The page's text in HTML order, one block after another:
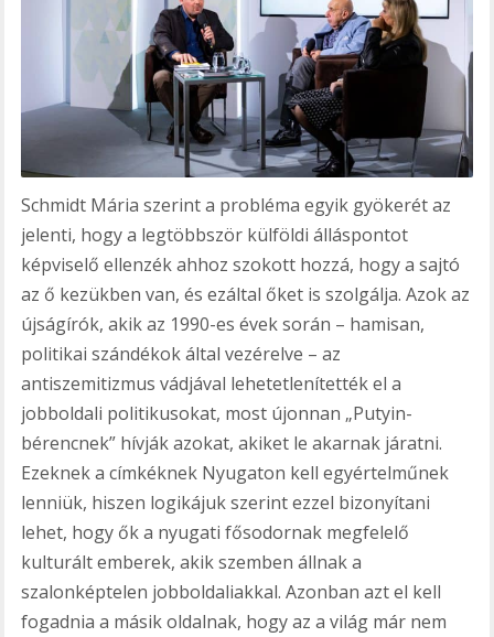
Schmidt Mária szerint a probléma egyik gyökerét az
jelenti, hogy a legtöbbször külföldi álláspontot
képviselő ellenzék ahhoz szokott hozzá, hogy a sajtó
az ő kezükben van, és ezáltal őket is szolgálja. Azok az
újságírók, akik az 1990-es évek során – hamisan,
politikai szándékok által vezérelve – az
antiszemitizmus vádjával lehetetlenítették el a
jobboldali politikusokat, most újonnan „Putyin-
bérencnek” hívják azokat, akiket le akarnak járatni.
Ezeknek a címkéknek Nyugaton kell egyértelműnek
lenniük, hiszen logikájuk szerint ezzel bizonyítani
lehet, hogy ők a nyugati fősodornak megfelelő
kulturált emberek, akik szemben állnak a
szalonképtelen jobboldaliakkal. Azonban azt el kell
fogadnia a másik oldalnak, hogy az a világ már nem